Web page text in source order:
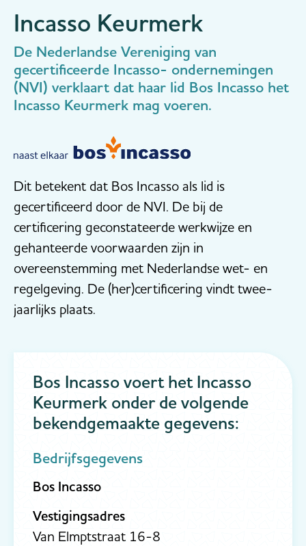
Incasso Keurmerk
De Nederlandse Vereniging van
gecertificeerde Incasso- ondernemingen
(NVI) verklaart dat haar lid Bos Incasso het
Incasso Keurmerk mag voeren.
Dit betekent dat Bos Incasso als lid is
gecertificeerd door de NVI. De bij de
certificering geconstateerde werkwijze en
gehanteerde voorwaarden zijn in
overeenstemming met Nederlandse wet- en
regelgeving. De (her)certificering vindt twee-
jaarlijks plaats.
Bos Incasso voert het Incasso
Keurmerk onder de volgende
bekendgemaakte gegevens:
Bedrijfsgegevens
Bos Incasso
Vestigingsadres
Van Elmptstraat 16-8